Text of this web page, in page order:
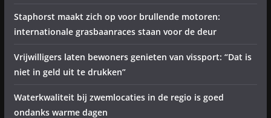
Staphorst maakt zich op voor brullende motoren:
internationale grasbaanraces staan voor de deur
Vrijwilligers laten bewoners genieten van vissport: “Dat is
niet in geld uit te drukken”
Waterkwaliteit bij zwemlocaties in de regio is goed
ondanks warme dagen